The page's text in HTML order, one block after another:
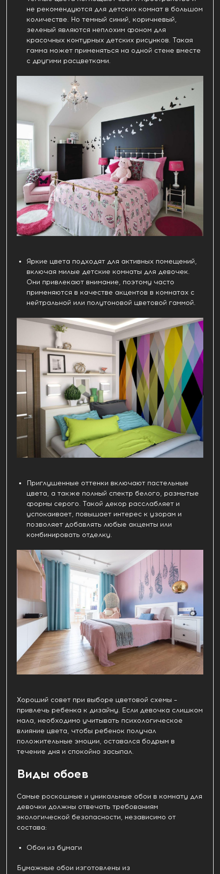
не рекомендуются для детских комнат в большом
количестве. Но темный синий, коричневый,
зеленый являются неплохим фоном для
красочных контурных детских рисунков. Такая
гамма может применяться на одной стене вместе
с другими расцветками.
Яркие цвета подходят для активных помещений,
включая милые детские комнаты для девочек.
Они привлекают внимание, поэтому часто
применяются в качестве акцентов в комнатах с
нейтральной или полутоновой цветовой гаммой.
Приглушенные оттенки включают пастельные
цвета, а также полный спектр белого, размытые
формы серого. Такой декор расслабляет и
успокаивает, повышает интерес к узорам и
позволяет добавлять любые акценты или
комбинировать отделку.
Хороший совет при выборе цветовой схемы –
привлечь ребенка к дизайну. Если девочка слишком
мала, необходимо учитывать психологическое
влияние цвета, чтобы ребенок получал
положительные эмоции, оставался бодрым в
течение дня и спокойно засыпал.
Виды обоев
Самые роскошные и уникальные обои в комнату для
девочки должны отвечать требованиям
экологической безопасности, независимо от
состава:
Обои из бумаги
Бумажные обои изготовлены из